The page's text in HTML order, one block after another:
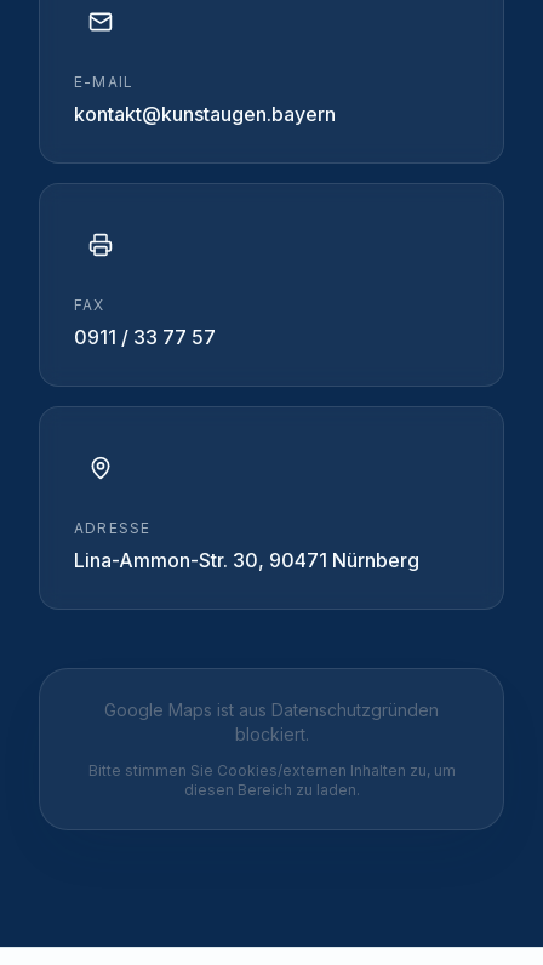
E-MAIL
kontakt@kunstaugen.bayern
FAX
0911 / 33 77 57
ADRESSE
Lina-Ammon-Str. 30, 90471 Nürnberg
Google Maps ist aus Datenschutzgründen
blockiert.
Bitte stimmen Sie Cookies/externen Inhalten zu, um
diesen Bereich zu laden.